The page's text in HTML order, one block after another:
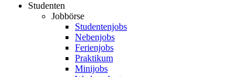
Studenten
Jobbörse
Studentenjobs
Nebenjobs
Ferienjobs
Praktikum
Minijobs